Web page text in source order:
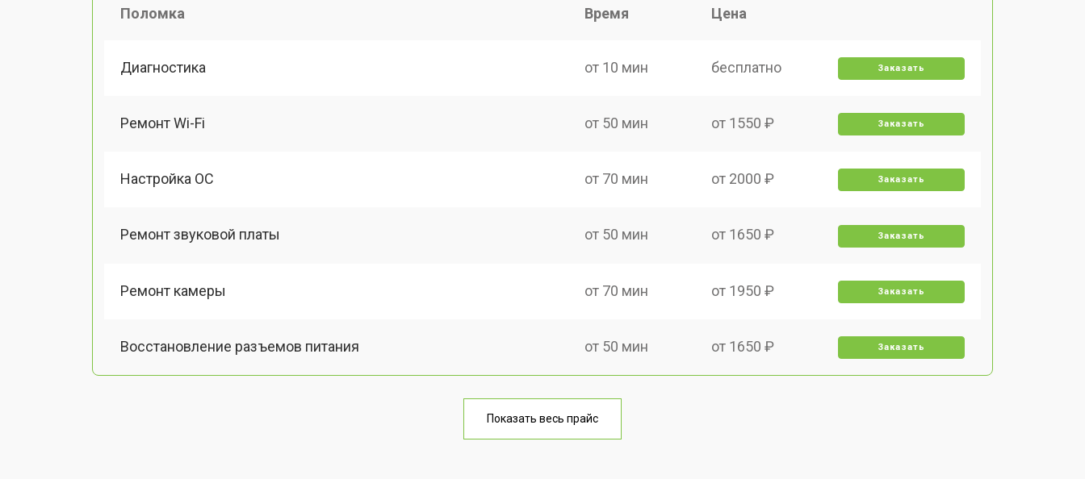
Поломка Время Цена
Диагностика от 10 мин бесплатно Заказать
Ремонт Wi-Fi от 50 мин от 1550 ₽ Заказать
Настройка ОС от 70 мин от 2000 ₽ Заказать
Ремонт звуковой платы от 50 мин от 1650 ₽ Заказать
Ремонт камеры от 70 мин от 1950 ₽ Заказать
Восстановление разъемов питания от 50 мин от 1650 ₽ Заказать
от 70 мин
Показать весь прайс